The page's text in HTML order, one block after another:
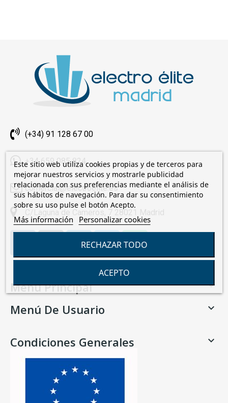
(+34) 91 128 67 00
+34 659 085 824
comercial@electroelite.es
C/Laguna de Cameros, 7 28021 Madrid
Menú Principal 
Menú De Usuario 
Condiciones Generales 
Este sitio web utiliza cookies propias y de terceros para
mejorar nuestros servicios y mostrarle publicidad
relacionada con sus preferencias mediante el análisis de
sus hábitos de navegación. Para dar su consentimiento
sobre su uso pulse el botón Acepto.
Más información Personalizar cookies
RECHAZAR TODO
ACEPTO